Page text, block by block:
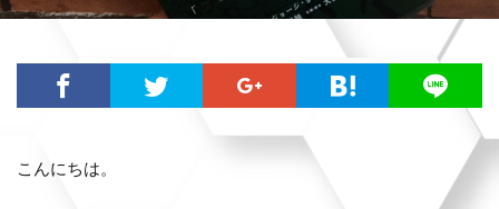
こんにちは。